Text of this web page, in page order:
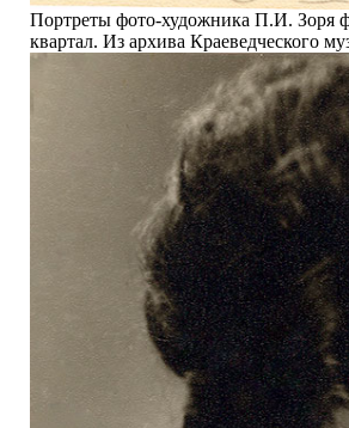
Портреты фото-художника П.И. Зоря
квартал. Из архива Краеведческого